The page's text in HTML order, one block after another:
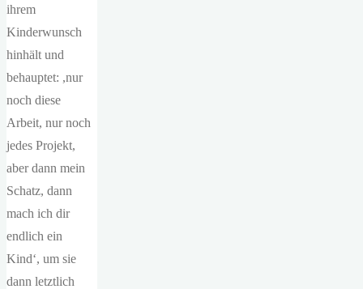
ihrem
Kinderwunsch
hinhält und
behauptet: ,nur
noch diese
Arbeit, nur noch
jedes Projekt,
aber dann mein
Schatz, dann
mach ich dir
endlich ein
Kind‘, um sie
dann letztlich